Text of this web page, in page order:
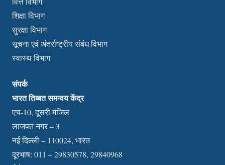
शिक्षा विभाग
सुरक्षा विभाग
सूचना एवं अंतर्राष्ट्रीय संबंध विभाग
स्वास्थ विभाग
संपर्क
भारत तिब्बत समन्वय केंद्र
एच-10, दूसरी मंजिल
लाजपत नगर – 3
नई दिल्ली – 110024, भारत
दूरभाष: 011 – 29830578, 29840968